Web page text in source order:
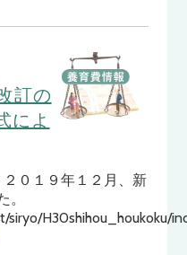
訂の
によ
０１９年１２月、新
siryo/H30shihou_houkoku/